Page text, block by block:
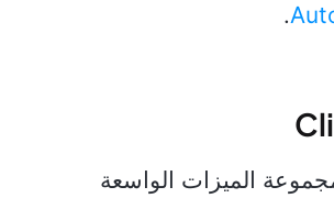
.
الميزات الواسعة